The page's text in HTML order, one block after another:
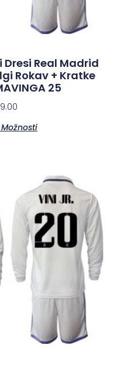
Real Madrid
Rokav + Kratke
25